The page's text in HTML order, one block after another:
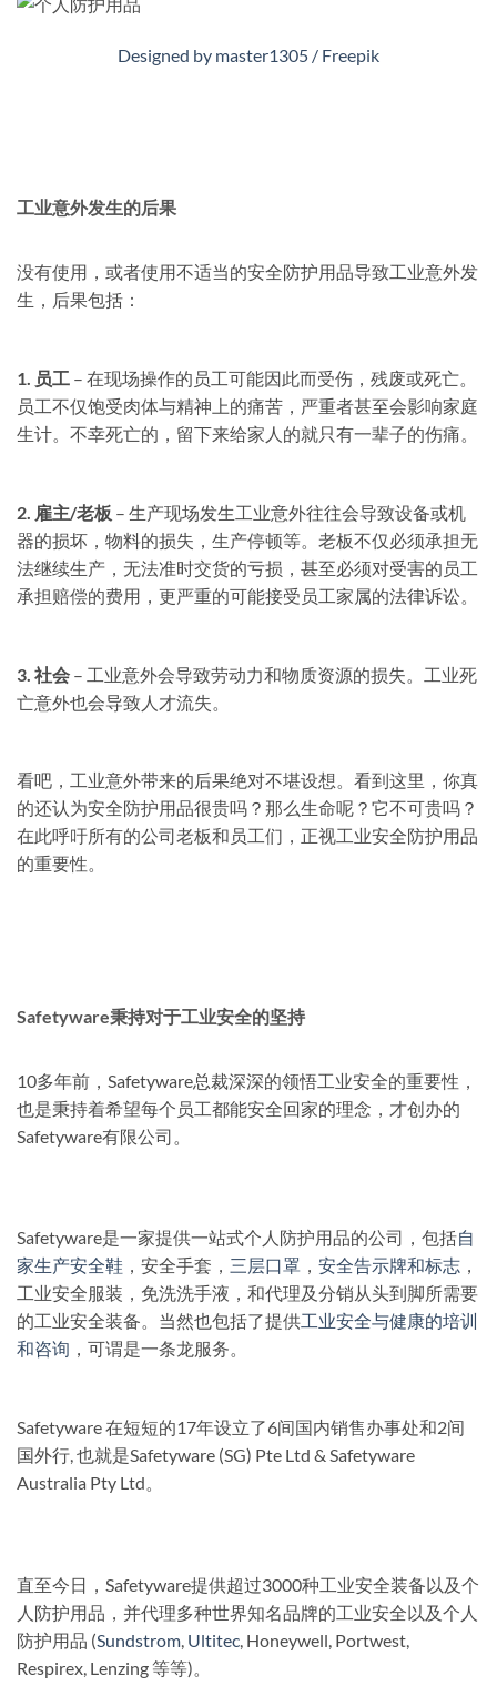
Designed by master1305 / Freepik
工业意外发生的后果
没有使用，或者使用不适当的安全防护用品导致工业意外发
生，后果包括：
1. 员工 – 在现场操作的员工可能因此而受伤，残废或死亡。
员工不仅饱受肉体与精神上的痛苦，严重者甚至会影响家庭
生计。不幸死亡的，留下来给家人的就只有一辈子的伤痛。
2. 雇主/老板 – 生产现场发生工业意外往往会导致设备或机
器的损坏，物料的损失，生产停顿等。老板不仅必须承担无
法继续生产，无法准时交货的亏损，甚至必须对受害的员工
承担赔偿的费用，更严重的可能接受员工家属的法律诉讼。
3. 社会 – 工业意外会导致劳动力和物质资源的损失。工业死
亡意外也会导致人才流失。
看吧，工业意外带来的后果绝对不堪设想。看到这里，你真
的还认为安全防护用品很贵吗？那么生命呢？它不可贵吗？
在此呼吁所有的公司老板和员工们，正视工业安全防护用品
的重要性。
Safetyware秉持对于工业安全的坚持
10多年前，Safetyware总裁深深的领悟工业安全的重要性，
也是秉持着希望每个员工都能安全回家的理念，才创办的
Safetyware有限公司。
Safetyware是一家提供一站式个人防护用品的公司，包括自
家生产安全鞋 ，安全手套， 三层口罩 ， 安全告示牌和标志 ，
工业安全服装，免洗洗手液，和代理及分销从头到脚所需要
的工业安全装备。当然也包括了提供工业安全与健康的培训
和咨询 ，可谓是一条龙服务。
Safetyware 在短短的17年设立了6间国内销售办事处和2间
国外行, 也就是Safetyware (SG) Pte Ltd & Safetyware
Australia Pty Ltd。
直至今日，Safetyware提供超过3000种工业安全装备以及个
人防护用品，并代理多种世界知名品牌的工业安全以及个人
防护用品 (Sundstrom Ultitec , Honeywell, Portwest,
Respirex, Lenzing 等等)。